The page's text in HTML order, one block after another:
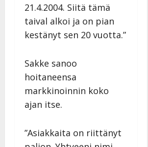
21.4.2004. Siitä tämä
taival alkoi ja on pian
kestänyt sen 20 vuotta.”
Sakke sanoo
hoitaneensa
markkinoinnin koko
ajan itse.
”Asiakkaita on riittänyt